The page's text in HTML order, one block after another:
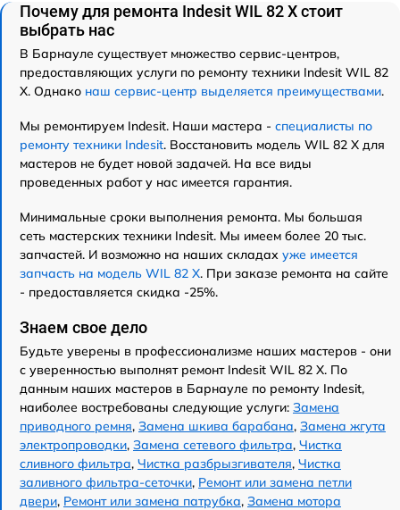
Почему для ремонта Indesit WIL 82 X стоит
выбрать нас
В Барнауле существует множество сервис-центров,
предоставляющих услуги по ремонту техники Indesit WIL 82
X. Однако наш сервис-центр выделяется преимуществами.
Мы ремонтируем Indesit. Наши мастера - специалисты по
ремонту техники Indesit. Восстановить модель WIL 82 X для
мастеров не будет новой задачей. На все виды
проведенных работ у нас имеется гарантия.
Минимальные сроки выполнения ремонта. Мы большая
сеть мастерских техники Indesit. Мы имеем более 20 тыс.
запчастей. И возможно на наших складах уже имеется
запчасть на модель WIL 82 X. При заказе ремонта на сайте
- предоставляется скидка -25%.
Знаем свое дело
Будьте уверены в профессионализме наших мастеров - они
с уверенностью выполнят ремонт Indesit WIL 82 X. По
данным наших мастеров в Барнауле по ремонту Indesit,
наиболее востребованы следующие услуги: Замена
приводного ремня, Замена шкива барабана, Замена жгута
электропроводки, Замена сетевого фильтра, Чистка
сливного фильтра, Чистка разбрызгивателя, Чистка
заливного фильтра-сеточки, Ремонт или замена петли
двери, Ремонт или замена патрубка, Замена мотора